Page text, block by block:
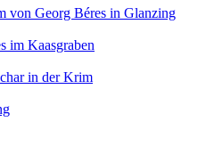
von Georg Béres in Glanzing
im Kaasgraben
in der Krim